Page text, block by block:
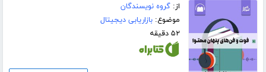
از:گروه نویسندگان
موضوع:بازاریابی دیجیتال
۵۲ دقیقه